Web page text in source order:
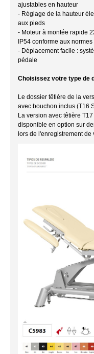
ajustables en hauteur
- Réglage de la hauteur
aux pieds
- Moteur à montée rapide
IP54 conforme aux
- Déplacement facile :
pédale
Choisissez votre type de
Le dossier têtière de la
avec bouchon inclus (T16
La version avec têtière
disponible en option sur
lors de l'enregistrement de